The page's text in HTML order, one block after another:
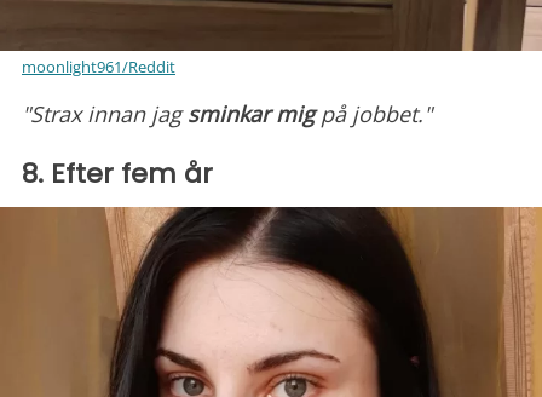
moonlight961/Reddit
"Strax innan jagsminkarmigpå jobbet."
8. Efter fem år